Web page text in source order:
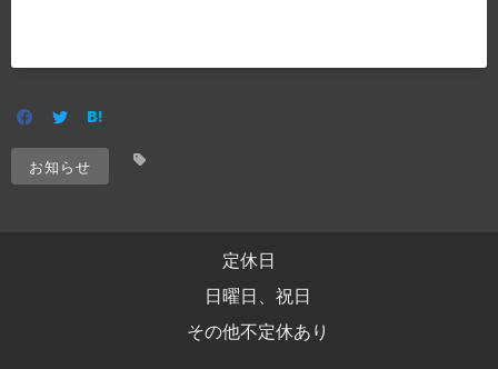
お知らせ
定休日
日曜日、祝日
その他不定休あり